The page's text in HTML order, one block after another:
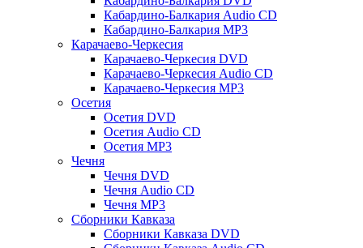
Кабардино-Балкария Audio CD
Кабардино-Балкария MP3
Карачаево-Черкесия
Карачаево-Черкесия DVD
Карачаево-Черкесия Audio CD
Карачаево-Черкесия MP3
Осетия
Осетия DVD
Осетия Audio CD
Осетия MP3
Чечня
Чечня DVD
Чечня Audio CD
Чечня MP3
Сборники Кавказа
Сборники Кавказа DVD